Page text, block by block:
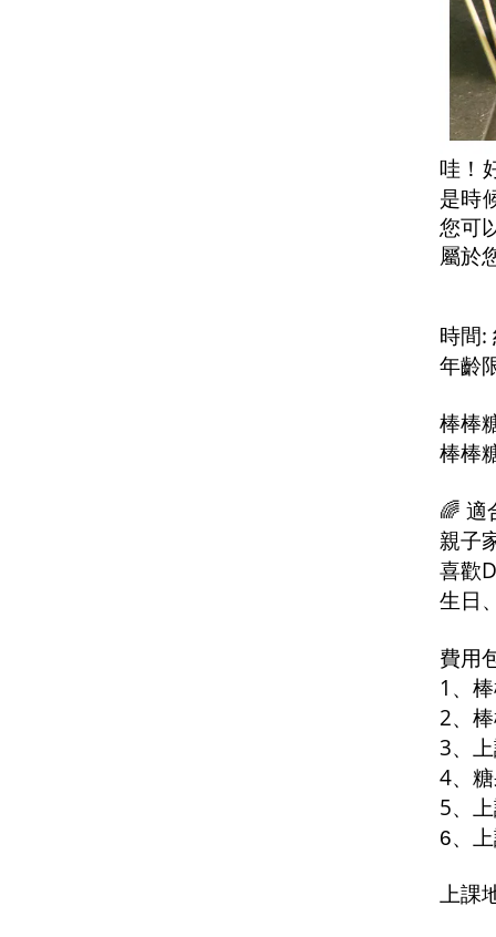
哇！
是時
您可
屬於
時間:
年齡
棒棒
棒棒
🌈 適
親子
喜歡
生日
費用
1 、
2、
3、
4、
5、
6、
上課